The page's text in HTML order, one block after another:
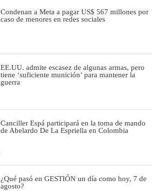
Condenan a Meta a pagar US$ 567 millones por
caso de menores en redes sociales
EE.UU. admite escasez de algunas armas, pero
tiene ‘suficiente munición’ para mantener la
guerra
Canciller Espá participará en la toma de mando
de Abelardo De La Espriella en Colombia
¿Qué pasó en GESTIÓN un día como hoy, 7 de
agosto?